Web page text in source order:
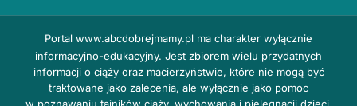
Portal www.abcdobrejmamy.pl ma charakter wyłącznie
informacyjno-edukacyjny. Jest zbiorem wielu przydatnych
informacji o ciąży oraz macierzyństwie, które nie mogą być
traktowane jako zalecenia, ale wyłącznie jako pomoc
w poznawaniu tajników ciąży, wychowania i pielęgnacji dzieci.